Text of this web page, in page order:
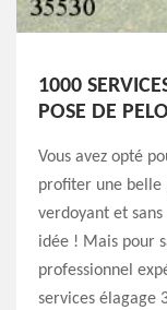
1000
POSE DE
Vous avez opté
profiter une belle
verdoyant et sans
idée ! Mais pour
professionnel
services élagage